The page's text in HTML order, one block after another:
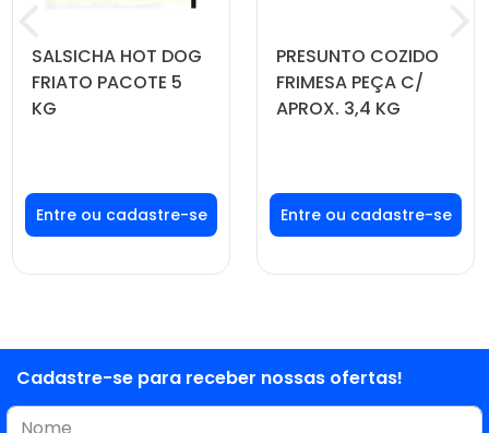
SALSICHA HOT DOG
FRIATO PACOTE 5
KG
Faça seu login ou
cadastre-se para
ver preços e
PRESUNTO COZIDO
FRIMESA PEÇA C/
APROX. 3,4 KG
Faça seu login ou
cadastre-se para
ver preços e
Cadastre-se para receber nossas ofertas!